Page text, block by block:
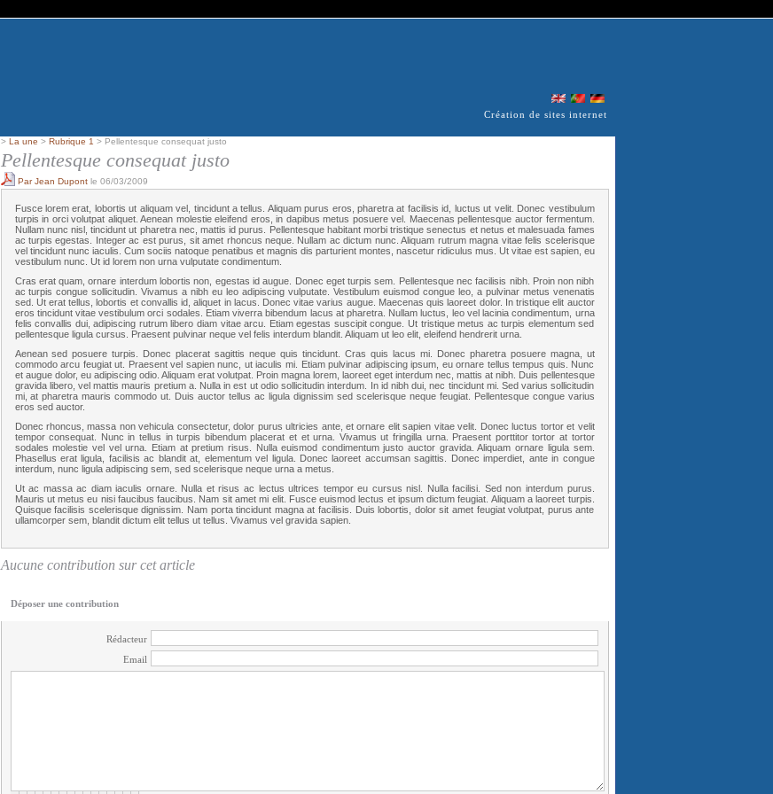
Création de sites internet
> La une > Rubrique 1 > Pellentesque consequat justo
Pellentesque consequat justo
Par Jean Dupontle 06/03/2009
Fusce lorem erat, lobortis ut aliquam vel, tincidunt a tellus. Aliquam purus eros, pharetra at facilisis id, luctus ut velit. Donec vestibulum
turpis in orci volutpat aliquet. Aenean molestie eleifend eros, in dapibus metus posuere vel. Maecenas pellentesque auctor fermentum.
Nullam nunc nisl, tincidunt ut pharetra nec, mattis id purus. Pellentesque habitant morbi tristique senectus et netus et malesuada fames
ac turpis egestas. Integer ac est purus, sit amet rhoncus neque. Nullam ac dictum nunc. Aliquam rutrum magna vitae felis scelerisque
vel tincidunt nunc iaculis. Cum sociis natoque penatibus et magnis dis parturient montes, nascetur ridiculus mus. Ut vitae est sapien, eu
vestibulum nunc. Ut id lorem non urna vulputate condimentum.
Cras erat quam, ornare interdum lobortis non, egestas id augue. Donec eget turpis sem. Pellentesque nec facilisis nibh. Proin non nibh
ac turpis congue sollicitudin. Vivamus a nibh eu leo adipiscing vulputate. Vestibulum euismod congue leo, a pulvinar metus venenatis
sed. Ut erat tellus, lobortis et convallis id, aliquet in lacus. Donec vitae varius augue. Maecenas quis laoreet dolor. In tristique elit auctor
eros tincidunt vitae vestibulum orci sodales. Etiam viverra bibendum lacus at pharetra. Nullam luctus, leo vel lacinia condimentum, urna
felis convallis dui, adipiscing rutrum libero diam vitae arcu. Etiam egestas suscipit congue. Ut tristique metus ac turpis elementum sed
pellentesque ligula cursus. Praesent pulvinar neque vel felis interdum blandit. Aliquam ut leo elit, eleifend hendrerit urna.
Aenean sed posuere turpis. Donec placerat sagittis neque quis tincidunt. Cras quis lacus mi. Donec pharetra posuere magna, ut
commodo arcu feugiat ut. Praesent vel sapien nunc, ut iaculis mi. Etiam pulvinar adipiscing ipsum, eu ornare tellus tempus quis. Nunc
et augue dolor, eu adipiscing odio. Aliquam erat volutpat. Proin magna lorem, laoreet eget interdum nec, mattis at nibh. Duis pellentesque
gravida libero, vel mattis mauris pretium a. Nulla in est ut odio sollicitudin interdum. In id nibh dui, nec tincidunt mi. Sed varius sollicitudin
mi, at pharetra mauris commodo ut. Duis auctor tellus ac ligula dignissim sed scelerisque neque feugiat. Pellentesque congue varius
eros sed auctor.
Donec rhoncus, massa non vehicula consectetur, dolor purus ultricies ante, et ornare elit sapien vitae velit. Donec luctus tortor et velit
tempor consequat. Nunc in tellus in turpis bibendum placerat et et urna. Vivamus ut fringilla urna. Praesent porttitor tortor at tortor
sodales molestie vel vel urna. Etiam at pretium risus. Nulla euismod condimentum justo auctor gravida. Aliquam ornare ligula sem.
Phasellus erat ligula, facilisis ac blandit at, elementum vel ligula. Donec laoreet accumsan sagittis. Donec imperdiet, ante in congue
interdum, nunc ligula adipiscing sem, sed scelerisque neque urna a metus.
Ut ac massa ac diam iaculis ornare. Nulla et risus ac lectus ultrices tempor eu cursus nisl. Nulla facilisi. Sed non interdum purus.
Mauris ut metus eu nisi faucibus faucibus. Nam sit amet mi elit. Fusce euismod lectus et ipsum dictum feugiat. Aliquam a laoreet turpis.
Quisque facilisis scelerisque dignissim. Nam porta tincidunt magna at facilisis. Duis lobortis, dolor sit amet feugiat volutpat, purus ante
ullamcorper sem, blandit dictum elit tellus ut tellus. Vivamus vel gravida sapien.
Aucune contribution sur cet article
Déposer une contribution
Rédacteur
Email